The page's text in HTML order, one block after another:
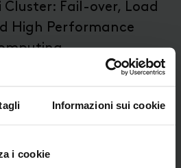
Informazioni sui cookie
i cookie
Cluster: Fail-over, Load
High Performance
Cluster monitora